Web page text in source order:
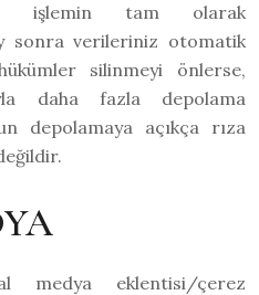
işlemin tam olarak
sonra verileriniz otomatik
silinmeyi önlerse,
daha fazla depolama
depolamaya açıkça rıza
medya eklentisi/çerez